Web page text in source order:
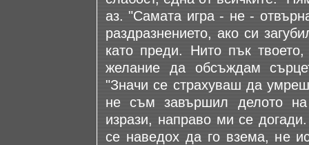
аз. "Самата игра - не -
раздразнението, ако си
като преди. Нито пък
желание да обсъждам
"Значи се страхуваш да
не съм завършил делото
изрази, направо ми се
се наведох да го взема, не